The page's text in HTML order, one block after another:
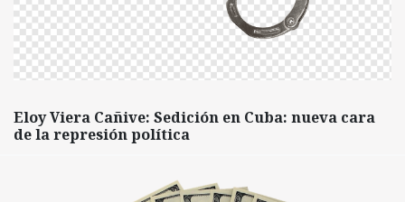
Eloy Viera Cañive: Sedición en Cuba: nueva cara
de la represión política